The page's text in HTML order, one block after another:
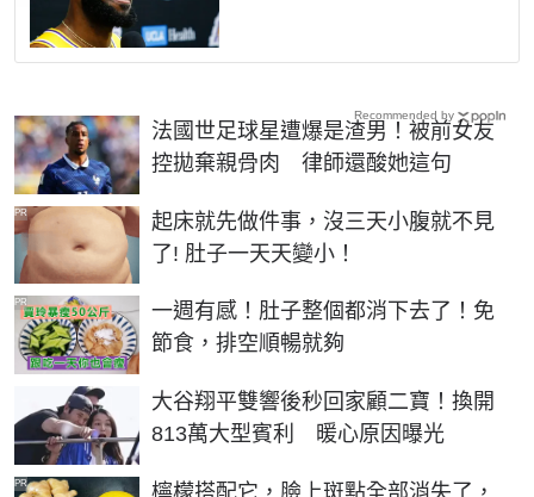
法國世足球星遭爆是渣男！被前女友
控拋棄親骨肉 律師還酸她這句
起床就先做件事，沒三天小腹就不見
了! 肚子一天天變小！
PR
一週有感！肚子整個都消下去了！免
節食，排空順暢就夠
PR
大谷翔平雙響後秒回家顧二寶！換開
813萬大型賓利 暖心原因曝光
檸檬搭配它，臉上斑點全部消失了，
PR
Recommended by